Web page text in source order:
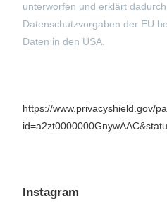
unterworfen und erklärt
Datenschutzvorgaben der EU
Daten in den USA.
https://www.privacyshield.gov/
Instagram